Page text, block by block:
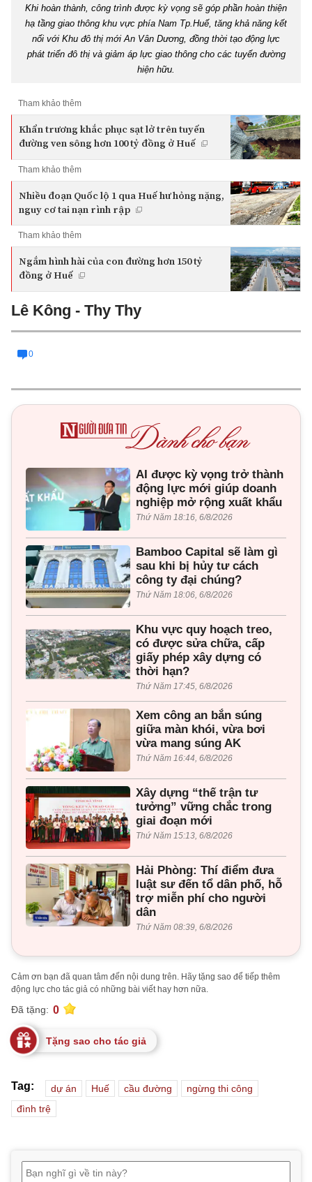
Khi hoàn thành, công trình được kỳ vọng sẽ góp phần hoàn thiện
hạ tầng giao thông khu vực phía Nam Tp.Huế, tăng khả năng kết
nối với Khu đô thị mới An Vân Dương, đồng thời tạo động lực
phát triển đô thị và giảm áp lực giao thông cho các tuyến đường
hiện hữu.
Tham khảo thêm
Khẩn trương khắc phục sạt lở trên tuyến
đường ven sông hơn 100 tỷ đồng ở Huế
Tham khảo thêm
Nhiều đoạn Quốc lộ 1 qua Huế hư hỏng nặng,
nguy cơ tai nạn rình rập
Tham khảo thêm
Ngắm hình hài của con đường hơn 150 tỷ
đồng ở Huế
Lê Kông - Thy Thy
0
AI được kỳ vọng trở thành
động lực mới giúp doanh
nghiệp mở rộng xuất khẩu
Thứ Năm 18:16, 6/8/2026
Bamboo Capital sẽ làm gì
sau khi bị hủy tư cách
công ty đại chúng?
Thứ Năm 18:06, 6/8/2026
Khu vực quy hoạch treo,
có được sửa chữa, cấp
giấy phép xây dựng có
thời hạn?
Thứ Năm 17:45, 6/8/2026
Xem công an bắn súng
giữa màn khói, vừa bơi
vừa mang súng AK
Thứ Năm 16:44, 6/8/2026
Xây dựng “thế trận tư
tưởng” vững chắc trong
giai đoạn mới
Thứ Năm 15:13, 6/8/2026
Hải Phòng: Thí điểm đưa
luật sư đến tổ dân phố, hỗ
trợ miễn phí cho người
dân
Thứ Năm 08:39, 6/8/2026
Cảm ơn bạn đã quan tâm đến nội dung trên. Hãy tặng sao để tiếp thêm
động lực cho tác giả có những bài viết hay hơn nữa.
Đã tặng: 0
Tặng sao cho tác giả
Tag: dự án Huế cầu đường
ngừng thi công
đình trệ